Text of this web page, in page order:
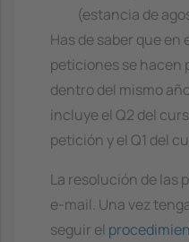
(estancia de
Has de saber que en
peticiones se hacen
dentro del mismo
incluye el Q2 del
petición y el Q1 del
La resolución de las
e-mail. Una vez
seguir el